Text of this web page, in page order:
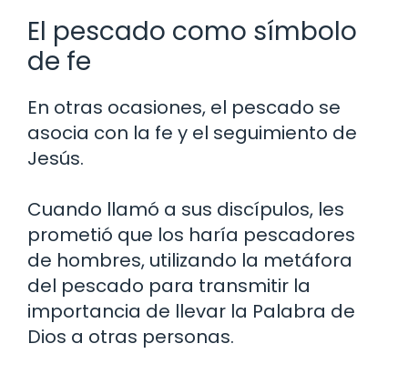
El pescado como símbolo
de fe
En otras ocasiones, el pescado se
asocia con la fe y el seguimiento de
Jesús.
Cuando llamó a sus discípulos, les
prometió que los haría pescadores
de hombres, utilizando la metáfora
del pescado para transmitir la
importancia de llevar la Palabra de
Dios a otras personas.